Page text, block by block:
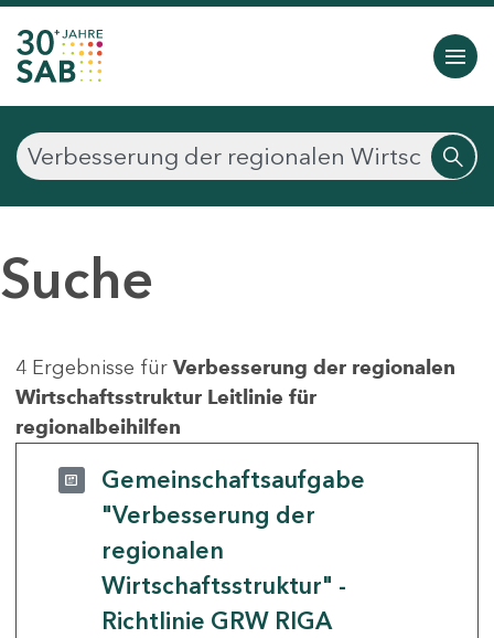
Suche
4 Ergebnisse für Verbesserung der regionalen
Wirtschaftsstruktur Leitlinie für
regionalbeihilfen
Gemeinschaftsaufgabe
"Verbesserung der
regionalen
Wirtschaftsstruktur" -
Richtlinie GRW RIGA